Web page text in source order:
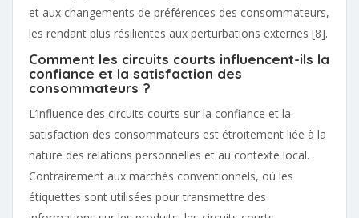
et aux changements de préférences des consommateurs,
les rendant plus résilientes aux perturbations externes [8].
Comment les circuits courts influencent-ils la
confiance et la satisfaction des
consommateurs ?
L’influence des circuits courts sur la confiance et la
satisfaction des consommateurs est étroitement liée à la
nature des relations personnelles et au contexte local.
Contrairement aux marchés conventionnels, où les
étiquettes sont utilisées pour transmettre des